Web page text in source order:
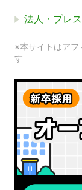
法人・プレ
※本サイトはアフ
す